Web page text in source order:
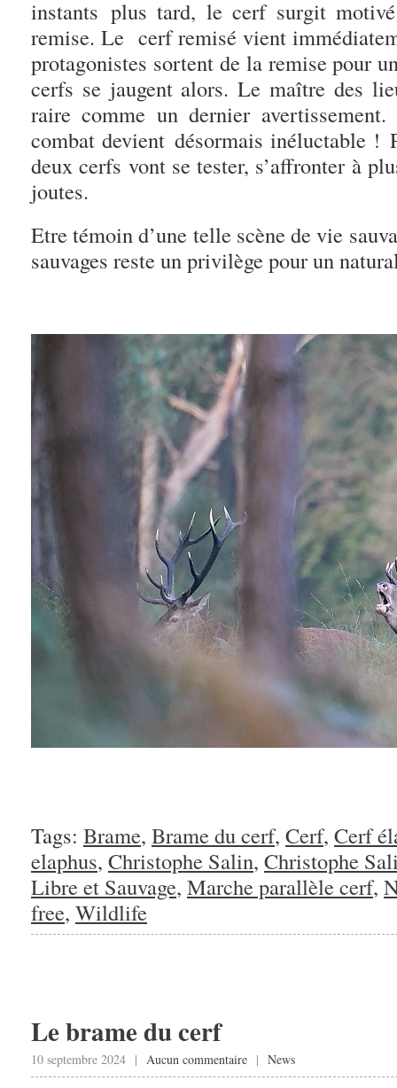
instants plus tard, le cerf surgit
remise. Le cerf remisé vient
protagonistes sortent de la remise pour
cerfs se jaugent alors. Le maître des
raire comme un dernier
combat devient désormais inéluctable !
deux cerfs vont se tester, s’affronter à
joutes.
Etre témoin d’une telle scène de vie
sauvages reste un privilège pour un
Tags: Brame, Brame du cerf, Cerf, Cerf
elaphus, Christophe Salin, Christophe
Libre et Sauvage, Marche parallèle cerf,
free, Wildlife
Le brame du cerf
10 septembre 2024 | Aucun commentaire | News